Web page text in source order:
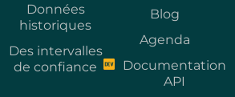
Données
historiques
Des intervalles
de confiance
Blog
Agenda
Documentation
API